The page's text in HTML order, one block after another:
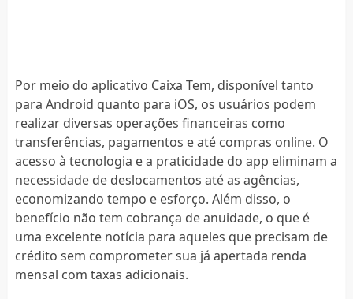
Por meio do aplicativo Caixa Tem, disponível tanto
para Android quanto para iOS, os usuários podem
realizar diversas operações financeiras como
transferências, pagamentos e até compras online. O
acesso à tecnologia e a praticidade do app eliminam a
necessidade de deslocamentos até as agências,
economizando tempo e esforço. Além disso, o
benefício não tem cobrança de anuidade, o que é
uma excelente notícia para aqueles que precisam de
crédito sem comprometer sua já apertada renda
mensal com taxas adicionais.